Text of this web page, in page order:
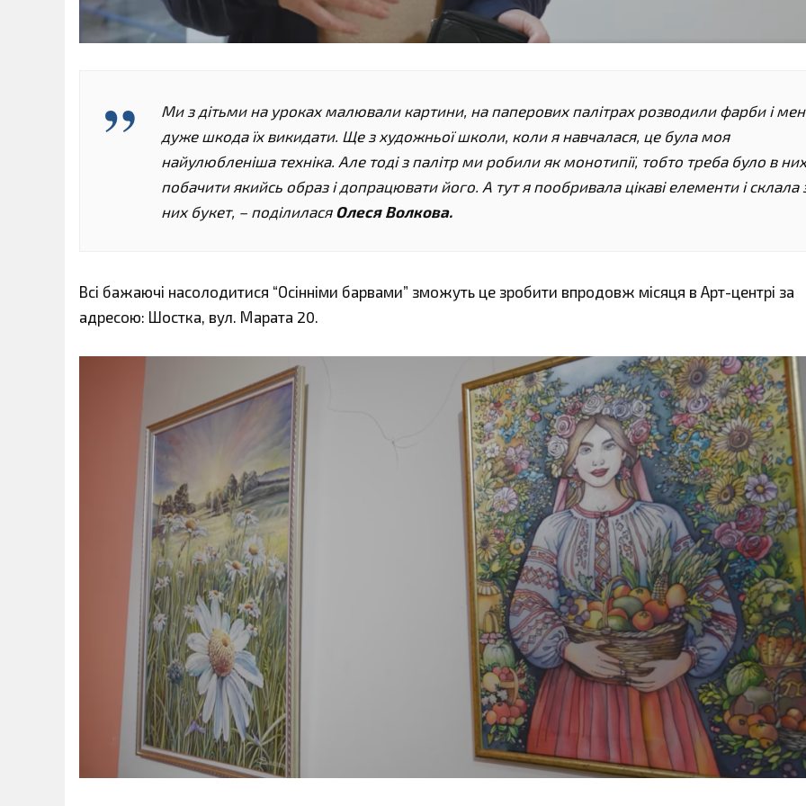
Ми з дітьми на уроках малювали картини, на паперових палітрах розводили фарби і
дуже шкода їх викидати. Ще з художньої школи, коли я навчалася, це була моя
найулюбленіша техніка. Але тоді з палітр ми робили як монотипії, тобто треба було в них
побачити якийсь образ і допрацювати його. А тут я пообривала цікаві елементи і склала
них букет, – поділилася Олеся Волкова.
Всі бажаючі насолодитися “Осінніми барвами” зможуть це зробити впродовж місяця в Арт-центрі за
адресою: Шостка, вул. Марата 20.